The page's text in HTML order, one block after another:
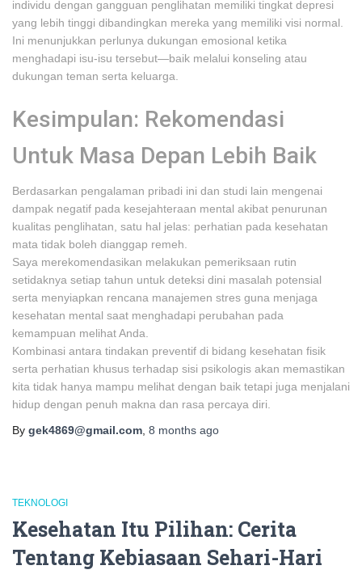
individu dengan gangguan penglihatan memiliki tingkat depresi
yang lebih tinggi dibandingkan mereka yang memiliki visi normal.
Ini menunjukkan perlunya dukungan emosional ketika
menghadapi isu-isu tersebut—baik melalui konseling atau
dukungan teman serta keluarga.
Kesimpulan: Rekomendasi
Untuk Masa Depan Lebih Baik
Berdasarkan pengalaman pribadi ini dan studi lain mengenai
dampak negatif pada kesejahteraan mental akibat penurunan
kualitas penglihatan, satu hal jelas: perhatian pada kesehatan
mata tidak boleh dianggap remeh.
Saya merekomendasikan melakukan pemeriksaan rutin
setidaknya setiap tahun untuk deteksi dini masalah potensial
serta menyiapkan rencana manajemen stres guna menjaga
kesehatan mental saat menghadapi perubahan pada
kemampuan melihat Anda.
Kombinasi antara tindakan preventif di bidang kesehatan fisik
serta perhatian khusus terhadap sisi psikologis akan memastikan
kita tidak hanya mampu melihat dengan baik tetapi juga menjalani
hidup dengan penuh makna dan rasa percaya diri.
By gek4869@gmail.com 8 months ago
TEKNOLOGI
Kesehatan Itu Pilihan: Cerita
Tentang Kebiasaan Sehari-Hari